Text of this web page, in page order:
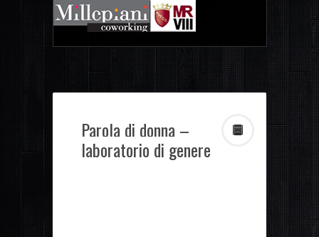
Parola di donna –
laboratorio di genere